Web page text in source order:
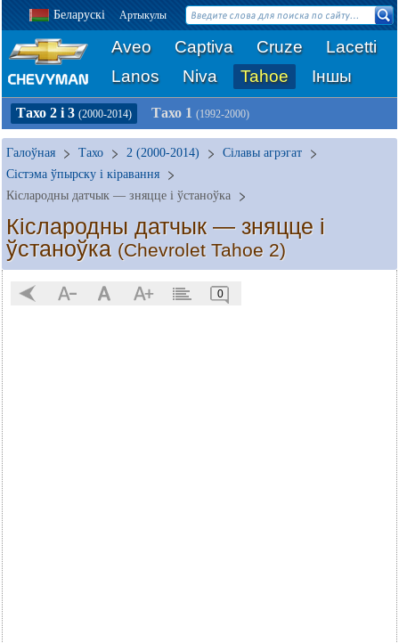
Беларускі Артыкулы
Aveo Captiva Cruze
Lacetti
Lanos
Niva Tahoe Іншы
Тахо 2 і 3 (2000-2014) Тахо 1 (1992-2000)
Галоўная Тахо 2 (2000-2014)
Сілавы агрэгат
Сістэма ўпырску і кіравання
Кіслародны датчык — зняцце і ўстаноўка
Кіслародны датчык — зняцце і
ўстаноўка (Chevrolet Tahoe 2)
0